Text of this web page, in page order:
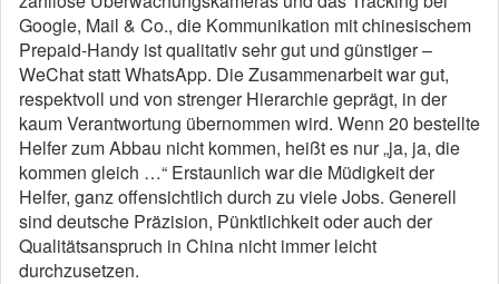
Google, Mail & Co., die Kommunikation mit chinesischem
Prepaid-Handy ist qualitativ sehr gut und günstiger –
WeChat statt WhatsApp. Die Zusammenarbeit war gut,
respektvoll und von strenger Hierarchie geprägt, in der
kaum Verantwortung übernommen wird. Wenn 20 bestellte
Helfer zum Abbau nicht kommen, heißt es nur „ja, ja, die
kommen gleich …“ Erstaunlich war die Müdigkeit der
Helfer, ganz offensichtlich durch zu viele Jobs. Generell
sind deutsche Präzision, Pünktlichkeit oder auch der
Qualitätsanspruch in China nicht immer leicht
durchzusetzen.